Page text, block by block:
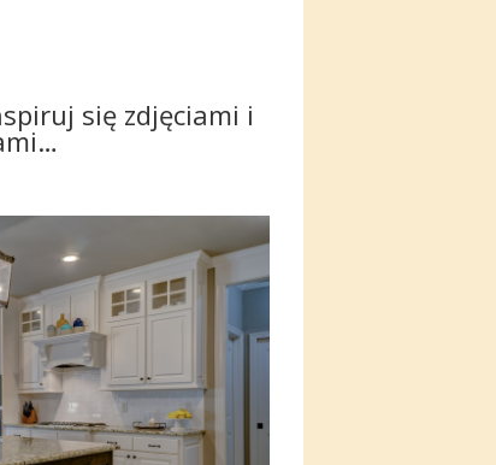
się zdjęciami i